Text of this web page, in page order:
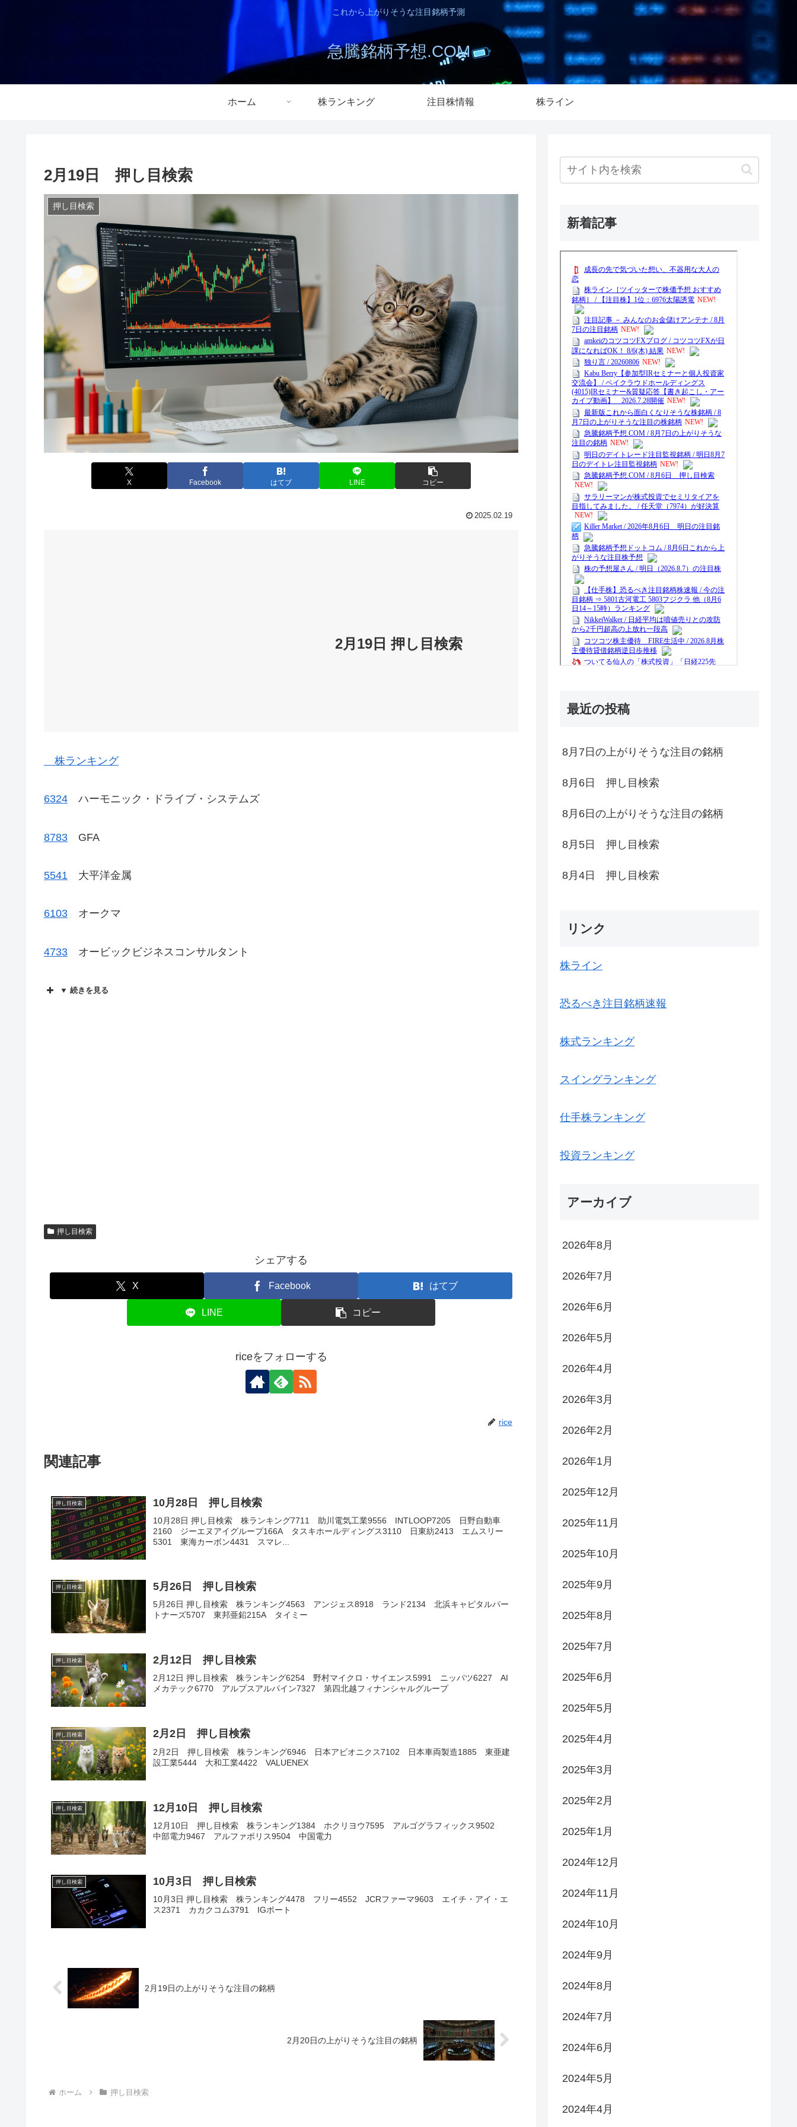
これから上がりそうな注目銘柄予測
急騰銘柄予想.COM
ホーム 株ランキング 注目株情報 株ライン
2月19日 押し目検索
押し目検索
X Facebook はてブ LINE コピー
2025.02.19
2月19日 押し目検索
株ランキング
6324 ハーモニック・ドライブ・システムズ
8783 GFA
5541 大平洋金属
6103 オークマ
4733 オービックビジネスコンサルタント
▼ 続きを見る
押し目検索
シェアする
X Facebook はてブ
LINE コピー
riceをフォローする
rice
関連記事
押し目検索 10月28日 押し目検索
10月28日 押し目検索 株ランキング7711 助川電気工業9556 INTLOOP7205 日野自動車
2160 ジーエヌアイグループ166A タスキホールディングス3110 日東紡2413 エムスリー
5301 東海カーボン4431 スマレ...
押し目検索 5月26日 押し目検索
5月26日 押し目検索 株ランキング4563 アンジェス8918 ランド2134 北浜キャピタルパー
トナーズ5707 東邦亜鉛215A タイミー
押し目検索 2月12日 押し目検索
2月12日 押し目検索 株ランキング6254 野村マイクロ・サイエンス5991 ニッパツ6227 AI
メカテック6770 アルプスアルパイン7327 第四北越フィナンシャルグループ
押し目検索 2月2日 押し目検索
2月2日 押し目検索 株ランキング6946 日本アビオニクス7102 日本車両製造1885 東亜建
設工業5444 大和工業4422 VALUENEX
押し目検索 12月10日 押し目検索
12月10日 押し目検索 株ランキング1384 ホクリヨウ7595 アルゴグラフィックス9502
中部電力9467 アルファポリス9504 中国電力
押し目検索 10月3日 押し目検索
10月3日 押し目検索 株ランキング4478 フリー4552 JCRファーマ9603 エイチ・アイ・エ
ス2371 カカクコム3791 IGポート
2月19日の上がりそうな注目の銘柄
2月20日の上がりそうな注目の銘柄
ホーム 押し目検索
新着記事
最近の投稿
8月7日の上がりそうな注目の銘柄
8月6日 押し目検索
8月6日の上がりそうな注目の銘柄
8月5日 押し目検索
8月4日 押し目検索
リンク
株ライン
恐るべき注目銘柄速報
株式ランキング
スイングランキング
仕手株ランキング
投資ランキング
アーカイブ
2026年8月
2026年7月
2026年6月
2026年5月
2026年4月
2026年3月
2026年2月
2026年1月
2025年12月
2025年11月
2025年10月
2025年9月
2025年8月
2025年7月
2025年6月
2025年5月
2025年4月
2025年3月
2025年2月
2025年1月
2024年12月
2024年11月
2024年10月
2024年9月
2024年8月
2024年7月
2024年6月
2024年5月
2024年4月